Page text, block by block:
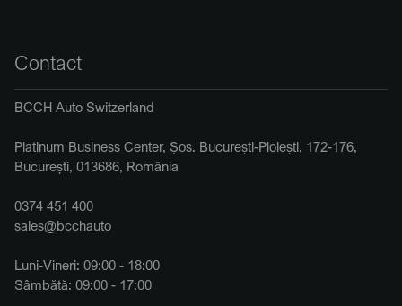
Contact
BCCH Auto Switzerland
Platinum Business Center, Șos. București-Ploiești, 172-176,
București, 013686, România
0374 451 400
sales@bcchauto
Luni-Vineri: 09:00 - 18:00
Sâmbătă: 09:00 - 17:00